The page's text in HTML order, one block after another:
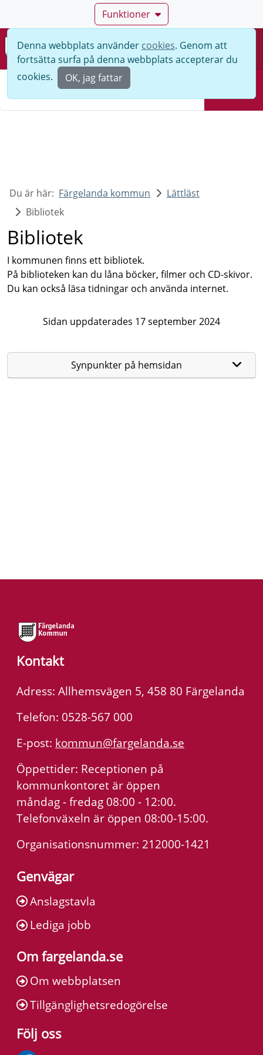
Funktioner
Meny
Denna webbplats använder cookies. Genom att
fortsätta surfa på denna webbplats accepterar du
cookies.
OK, jag fattar
Du är här: Färgelanda kommun
Lättläst
Bibliotek
Bibliotek
I kommunen finns ett bibliotek.
På biblioteken kan du låna böcker, filmer och CD-skivor.
Du kan också läsa tidningar och använda internet.
Sidan uppdaterades 17 september 2024
Synpunkter på hemsidan
Kontakt
Adress: Allhemsvägen 5, 458 80 Färgelanda
Telefon: 0528-567 000
E-post: kommun@fargelanda.se
Öppettider: Receptionen på
kommunkontoret är öppen
måndag - fredag 08:00 - 12:00.
Telefonväxeln är öppen 08:00-15:00.
Organisationsnummer: 212000-1421
Genvägar
Anslagstavla
Lediga jobb
Om fargelanda.se
Om webbplatsen
Tillgänglighetsredogörelse
Följ oss